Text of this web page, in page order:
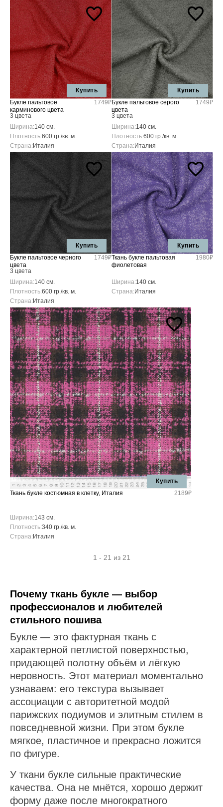
Купить
Букле пальтовое
карминового цвета
3 цвета
1749₽
Ширина:140 см.
Плотность:600 гр./кв. м.
Страна:Италия
Купить
Букле пальтовое серого
цвета
3 цвета
1749₽
Ширина:140 см.
Плотность:600 гр./кв. м.
Страна:Италия
Купить
Букле пальтовое черного
цвета
3 цвета
1749₽
Ширина:140 см.
Плотность:600 гр./кв. м.
Страна:Италия
Купить
Ткань букле пальтовая
фиолетовая
1980₽
Ширина:140 см.
Страна:Италия
Купить
Ткань букле костюмная в клетку, Италия
2189₽
Ширина:143 см.
Плотность:340 гр./кв. м.
Страна:Италия
1 - 21 из 21
Почему ткань букле — выбор
профессионалов и любителей
стильного пошива
Букле — это фактурная ткань с
характерной петлистой поверхностью,
придающей полотну объём и лёгкую
неровность. Этот материал моментально
узнаваем: его текстура вызывает
ассоциации с авторитетной модой
парижских подиумов и элитным стилем в
повседневной жизни. При этом букле
мягкое, пластичное и прекрасно ложится
по фигуре.
У ткани букле сильные практические
качества. Она не мнётся, хорошо держит
форму даже после многократного